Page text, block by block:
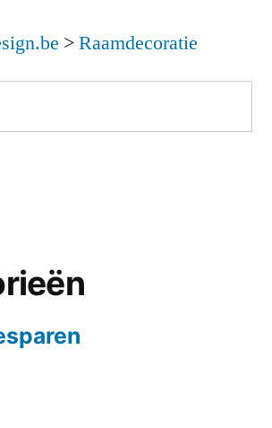
>Raamdecoratie